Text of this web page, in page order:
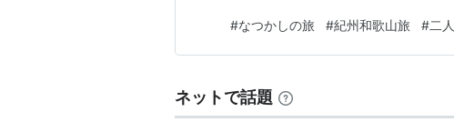
白浜町の「千畳敷」、「三段壁」、
ンター大塔（おおとう）」、「熊野古
#なつかしの旅 #紀州和歌山旅 #二
ネットで話題